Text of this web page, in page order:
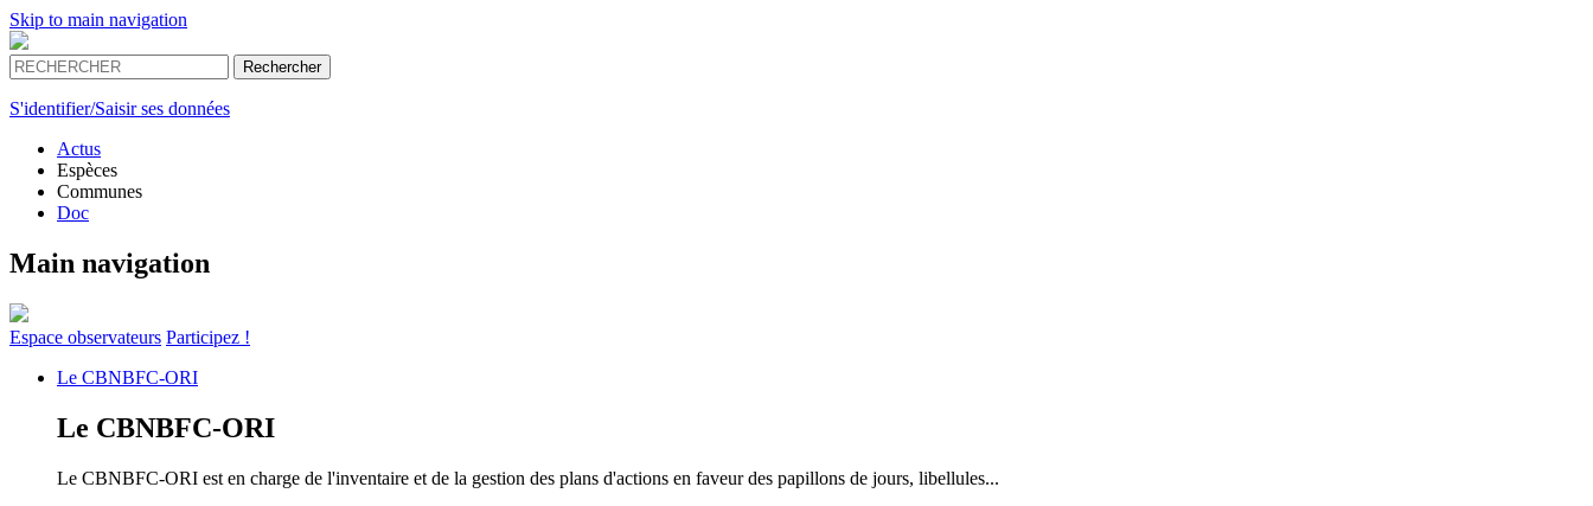
Skip to main navigation
S'identifier/Saisir ses données
Actus
Espèces
Communes
Doc
Main navigation
Espace observateurs Participez !
Le CBNBFC-ORI
Le CBNBFC-ORI
Le CBNBFC-ORI est en charge de l'inventaire et de la gestion des plans d'actions en faveur des papillons de jours, libellules...